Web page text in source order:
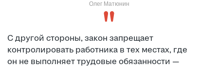
Олег Матюнин
С другой стороны, закон запрещает
контролировать работника в тех местах, где
он не выполняет трудовые обязанности —